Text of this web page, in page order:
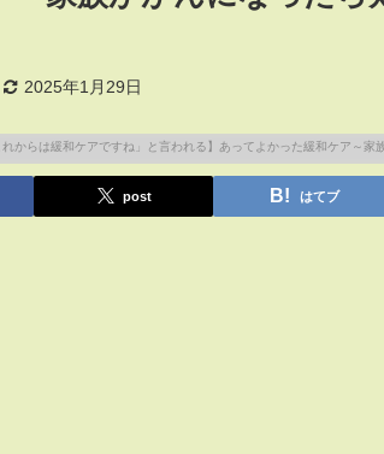
2025年1月29日
post はてブ